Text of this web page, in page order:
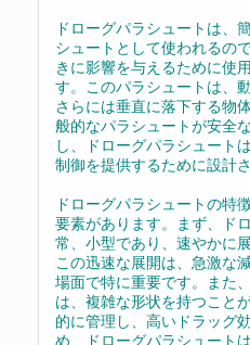
ドローグパラシュートは、
シュートとして使われるの
きに影響を与えるために使
す。このパラシュートは、
さらには垂直に落下する物
般的なパラシュートが安全
し、ドローグパラシュート
制御を提供するために設計
ドローグパラシュートの特
要素があります。まず、ド
常、小型であり、速やかに
この迅速な展開は、急激な
場面で特に重要です。また
は、複雑な形状を持つこと
的に管理し、高いドラッグ
め、ドローグパラシュート